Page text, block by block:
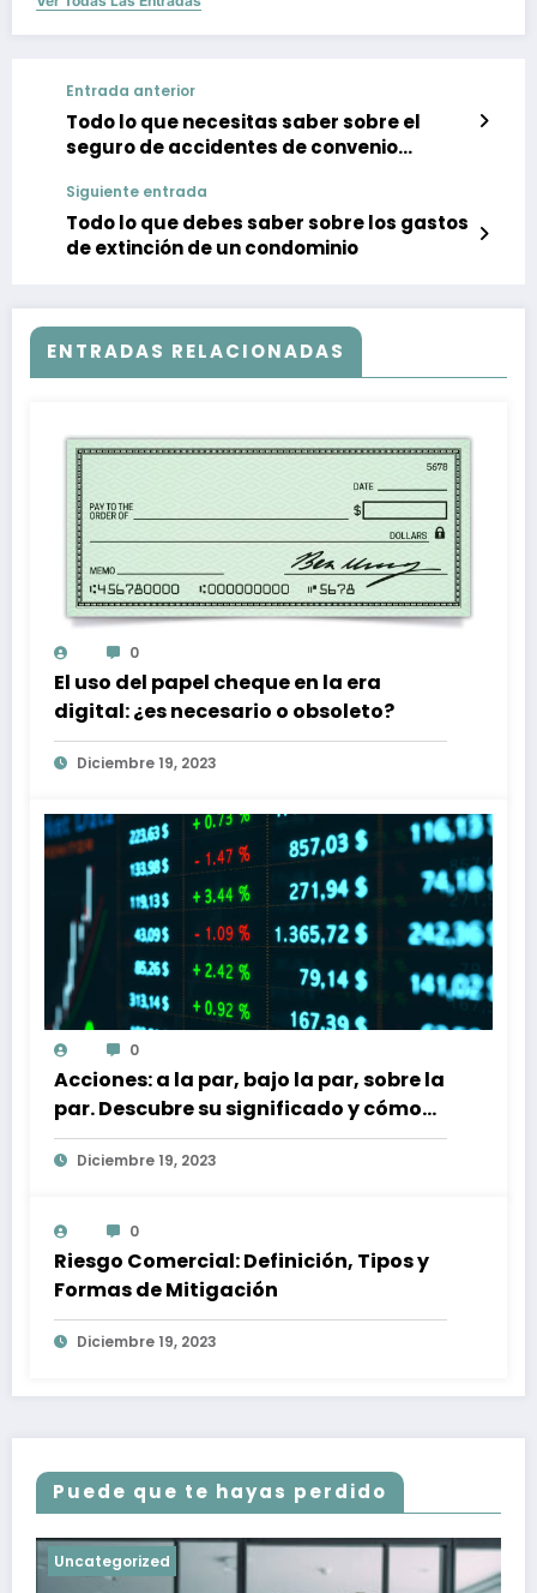
Entrada anterior
Todo lo que necesitas saber sobre el
seguro de accidentes de convenio
Siguiente entrada
Todo lo que debes saber sobre los gastos
de extinción de un condominio
ENTRADAS RELACIONADAS
0
El uso del papel cheque en la era
digital: ¿es necesario o obsoleto?
Diciembre 19, 2023
0
Acciones: a la par, bajo la par, sobre la
par. Descubre su significado y cómo
afectan a tu inversión
Diciembre 19, 2023
0
Riesgo Comercial: Definición, Tipos y
Formas de Mitigación
Diciembre 19, 2023
Puede que te hayas perdido
Uncategorized